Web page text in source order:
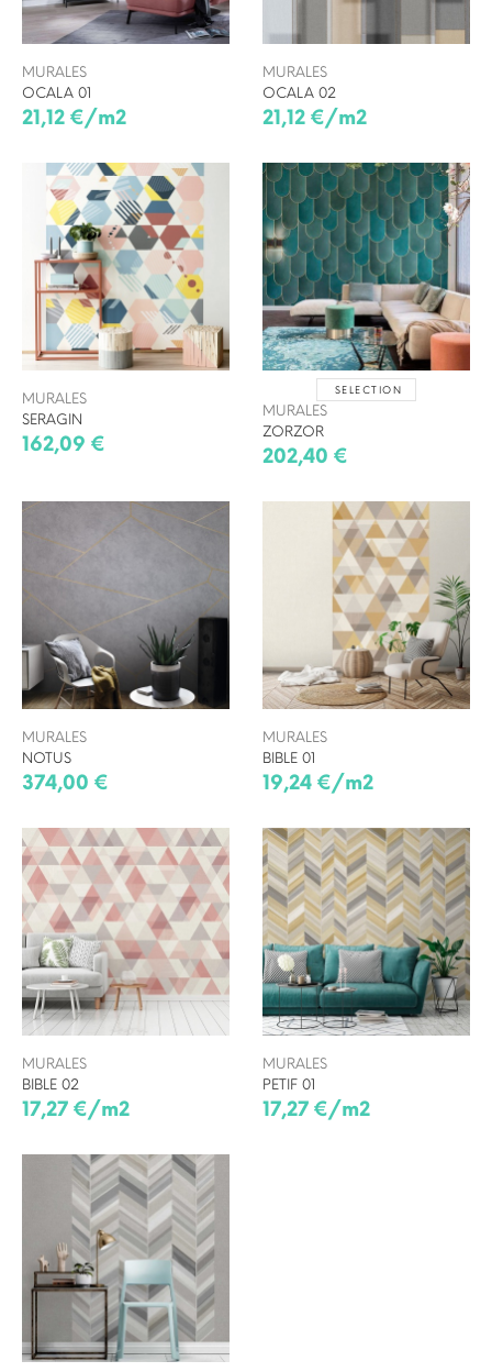
MURALES
OCALA 01
21,12 €/m2
MURALES
OCALA 02
21,12 €/m2
MURALES
SERAGIN
162,09 €
SELECTION
MURALES
ZORZOR
202,40 €
MURALES
NOTUS
374,00 €
MURALES
BIBLE 01
19,24 €/m2
MURALES
BIBLE 02
17,27 €/m2
MURALES
PETIF 01
17,27 €/m2